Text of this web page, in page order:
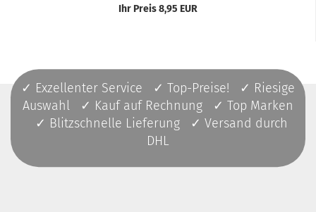
Ihr Preis 8,95 EUR
✓ Exzellenter Service ✓ Top-Preise! ✓ Riesige
Auswahl ✓ Kauf auf Rechnung ✓ Top Marken
✓ Blitzschnelle Lieferung ✓ Versand durch
DHL